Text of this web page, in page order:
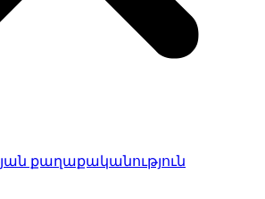
քաղաքականություն